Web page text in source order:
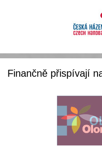
Finančně přispívají